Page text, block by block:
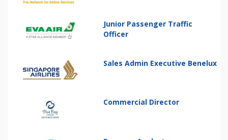
Junior Passenger Traffic
Officer
Sales Admin Executive Benelux
Commercial Director